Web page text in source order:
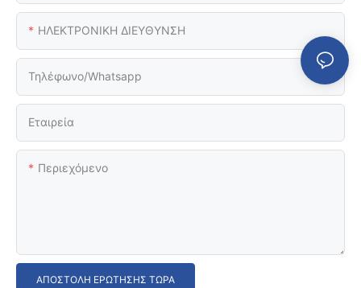
ΗΛΕΚΤΡΟΝΙΚΗ ΔΙΕΥΘΥΝΣΗ
Τηλέφωνο/Whatsapp
Εταιρεία
Περιεχόμενο
ΑΠΟΣΤΟΛΉ ΕΡΏΤΗΣΗΣ ΤΏΡΑ